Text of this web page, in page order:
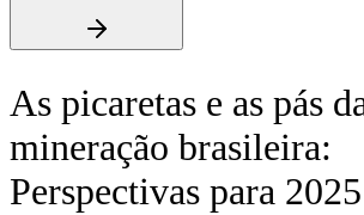
As picaretas e as pás
mineração brasileira:
Perspectivas para 2025